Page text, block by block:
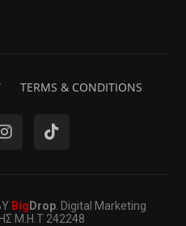
TERMS & CONDITIONS
BigDrop . Digital Marketing
Μ.Η.Τ 242248